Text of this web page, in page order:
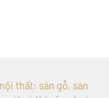
thất: sàn gỗ, sàn